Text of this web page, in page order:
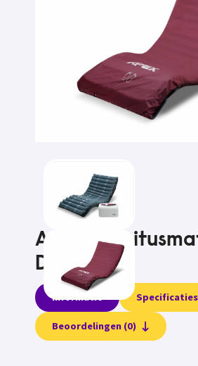
Domus 3
Informatie Specificaties
Beoordelingen (0)